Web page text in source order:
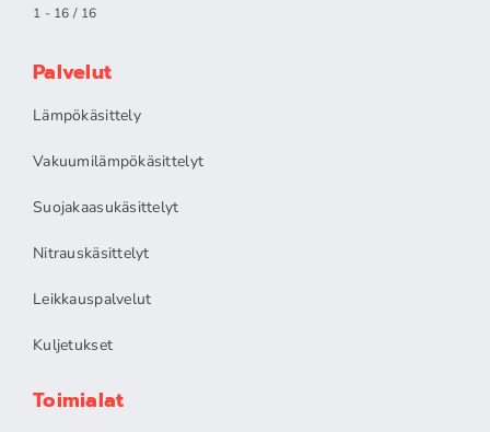
1 - 16 / 16
Palvelut
Lämpökäsittely
Vakuumilämpökäsittelyt
Suojakaasukäsittelyt
Nitrauskäsittelyt
Leikkauspalvelut
Kuljetukset
Toimialat